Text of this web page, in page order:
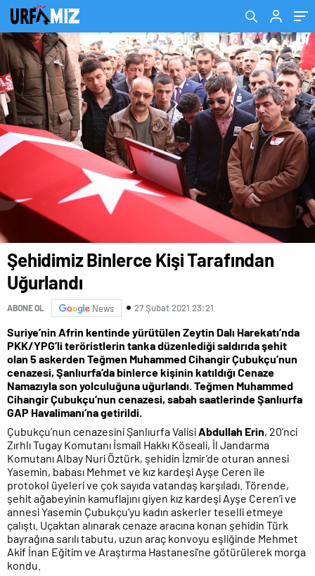
Şehidimiz Binlerce Kişi Tarafından
Uğurlandı
ABONE OL News 27 Şubat 2021 23:21
Suriye’nin Afrin kentinde yürütülen Zeytin Dalı Harekatı’nda
PKK/YPG’li teröristlerin tanka düzenlediği saldırıda şehit
olan 5 askerden Teğmen Muhammed Cihangir Çubukçu’nun
cenazesi, Şanlıurfa’da binlerce kişinin katıldığı Cenaze
Namazıyla son yolculuğuna uğurlandı. Teğmen Muhammed
Cihangir Çubukçu’nun cenazesi, sabah saatlerinde Şanlıurfa
GAP Havalimanı’na getirildi.
Çubukçu’nun cenazesini Şanlıurfa Valisi Abdullah Erin, 20’nci
Zırhlı Tugay Komutanı İsmail Hakkı Köseali, İl Jandarma
Komutanı Albay Nuri Öztürk, şehidin İzmir’de oturan annesi
Yasemin, babası Mehmet ve kız kardeşi Ayşe Ceren ile
protokol üyeleri ve çok sayıda vatandaş karşıladı. Törende,
şehit ağabeyinin kamuflajını giyen kız kardeşi Ayşe Ceren’i ve
annesi Yasemin Çubukçu’yu kadın askerler teselli etmeye
çalıştı. Uçaktan alınarak cenaze aracına konan şehidin Türk
bayrağına sarılı tabutu, uzun araç konvoyu eşliğinde Mehmet
Akif İnan Eğitim ve Araştırma Hastanesi’ne götürülerek morga
kondu.